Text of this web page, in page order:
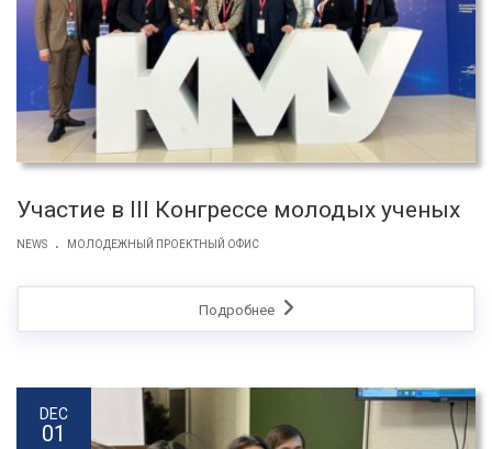
Участие в III Конгрессе молодых ученых
NEWS . МОЛОДЕЖНЫЙ ПРОЕКТНЫЙ ОФИС
Подробнее
DEC
01